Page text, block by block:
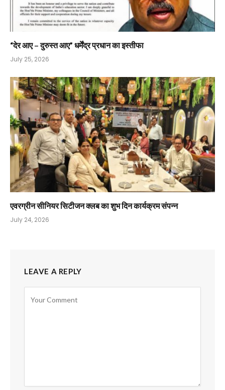
“देर आए – दुरुस्त आए” धर्मेंद्र प्रधान का इस्तीफा
July 25, 2026
एवरग्रीन सीनियर सिटीजन क्लब का शुभ दिन कार्यक्रम संपन्न
July 24, 2026
LEAVE A REPLY